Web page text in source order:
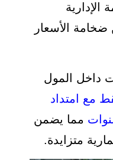
الإدارية
ضخامة الأسعار
داخل المول
5٪ فقط مع امتداد
مما يضمن
متزايدة.